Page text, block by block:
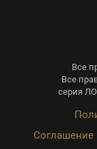
Все
Все
серия
Соглашение